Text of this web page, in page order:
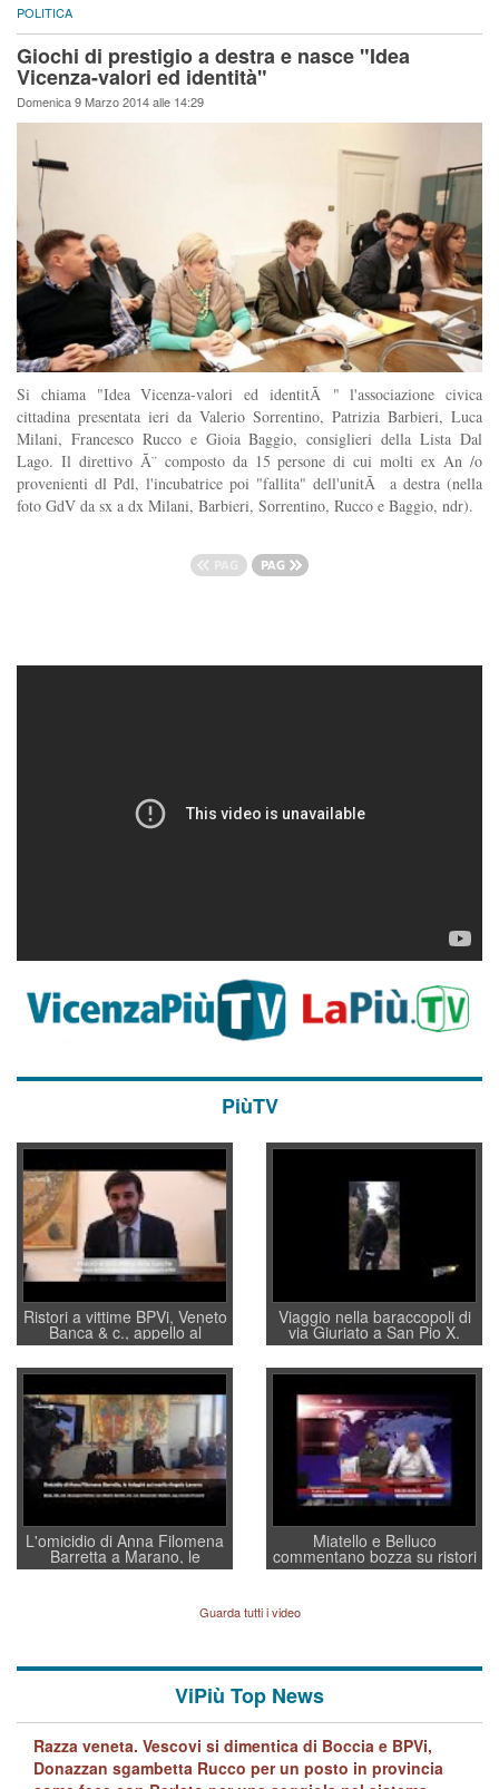
POLITICA
Giochi di prestigio a destra e nasce "Idea
Vicenza-valori ed identità"
Domenica 9 Marzo 2014 alle 14:29
Si chiama "Idea Vicenza-valori ed identitÃ " l'associazione civica
cittadina presentata ieri da Valerio Sorrentino, Patrizia Barbieri, Luca
Milani, Francesco Rucco e Gioia Baggio, consiglieri della Lista Dal
Lago. Il direttivo Ã¨ composto da 15 persone di cui molti ex An /o
provenienti dl Pdl, l'incubatrice poi "fallita" dell'unitÃ a destra (nella
foto GdV da sx a dx Milani, Barbieri, Sorrentino, Rucco e Baggio, ndr).
PiùTV
Ristori a vittime BPVi, Veneto
Banca & c., appello al
sottosegretario Alessio
Villarosa: per mettere ordine
convochi con Di Maio CNCU
a supporto della cabina di
regia al Mef
Viaggio nella baraccopoli di
via Giuriato a San Pio X.
Vicenza ai Vicentini: “faremo
un regalo di Natale ai
residenti”
L'omicidio di Anna Filomena
Barretta a Marano, le
indagini dei carabinieri di
Lavarra: più avvincenti di
quelle di... Barbara D'Urso
Miatello e Belluco
commentano bozza su ristori
BPVi e Veneto Banca
Guarda tutti i video
ViPiù Top News
Razza veneta. Vescovi si dimentica di Boccia e BPVi,
Donazzan sgambetta Rucco per un posto in provincia